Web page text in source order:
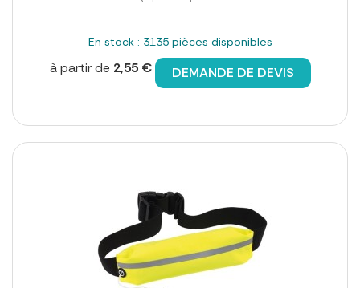
En stock : 3135 pièces disponibles
à partir de 2,55 € DEMANDE DE DEVIS